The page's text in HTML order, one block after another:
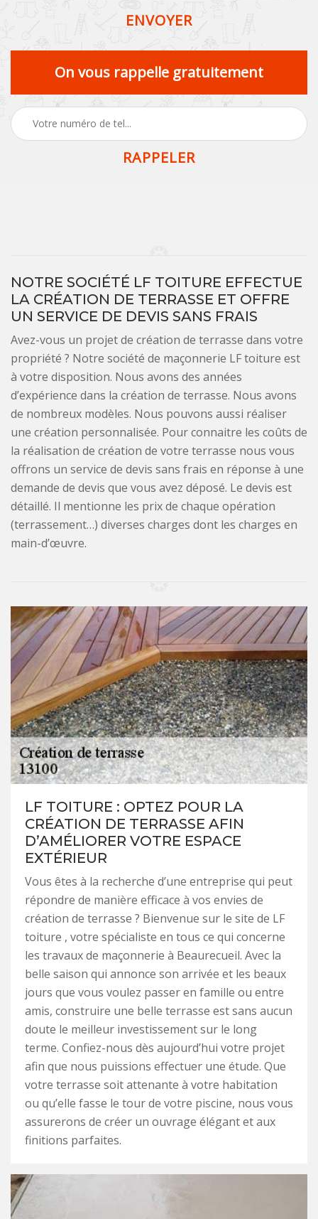
On vous rappelle gratuitement
NOTRE SOCIÉTÉ LF TOITURE EFFECTUE
LA CRÉATION DE TERRASSE ET OFFRE
UN SERVICE DE DEVIS SANS FRAIS
Avez-vous un projet de création de terrasse dans votre
propriété ? Notre société de maçonnerie LF toiture est
à votre disposition. Nous avons des années
d’expérience dans la création de terrasse. Nous avons
de nombreux modèles. Nous pouvons aussi réaliser
une création personnalisée. Pour connaitre les coûts de
la réalisation de création de votre terrasse nous vous
offrons un service de devis sans frais en réponse à une
demande de devis que vous avez déposé. Le devis est
détaillé. Il mentionne les prix de chaque opération
(terrassement…) diverses charges dont les charges en
main-d’œuvre.
LF TOITURE : OPTEZ POUR LA
CRÉATION DE TERRASSE AFIN
D’AMÉLIORER VOTRE ESPACE
EXTÉRIEUR
Vous êtes à la recherche d’une entreprise qui peut
répondre de manière efficace à vos envies de
création de terrasse ? Bienvenue sur le site de LF
toiture , votre spécialiste en tous ce qui concerne
les travaux de maçonnerie à Beaurecueil. Avec la
belle saison qui annonce son arrivée et les beaux
jours que vous voulez passer en famille ou entre
amis, construire une belle terrasse est sans aucun
doute le meilleur investissement sur le long
terme. Confiez-nous dès aujourd’hui votre projet
afin que nous puissions effectuer une étude. Que
votre terrasse soit attenante à votre habitation
ou qu’elle fasse le tour de votre piscine, nous vous
assurerons de créer un ouvrage élégant et aux
finitions parfaites.